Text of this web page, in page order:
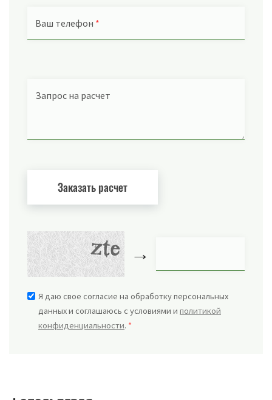
Ваш телефон *
Запрос на расчет
→
Я даю свое согласие на обработку персональных
данных и соглашаюсь с условиями и политикой
конфиденциальности. *